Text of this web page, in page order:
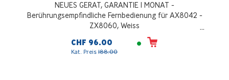
NEUES GERAT, GARANTIE 1 MONAT -
Berührungsempfindliche Fernbedienung für AX8042 -
ZX8060, Weiss
CHF 96.00
Kat. Preis 188.00